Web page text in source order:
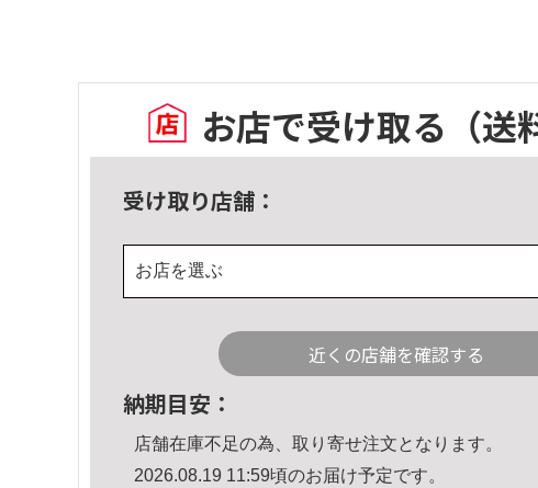
お店で受け取る （送
受け取り店舗：
お店を選ぶ
近くの店舗を確認する
納期目安：
店舗在庫不足の為、取り寄せ注文となります。
2026.08.19 11:59頃のお届け予定です。